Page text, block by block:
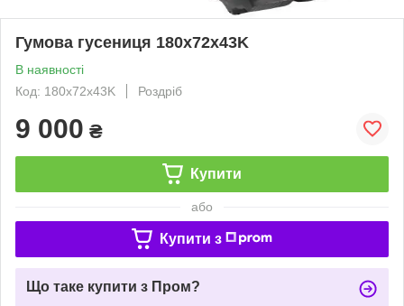
Гумова гусениця 180х72х43K
В наявності
Код: 180х72х43K
Роздріб
9 000 ₴
Купити
або
Купити з
Що таке купити з Пром?